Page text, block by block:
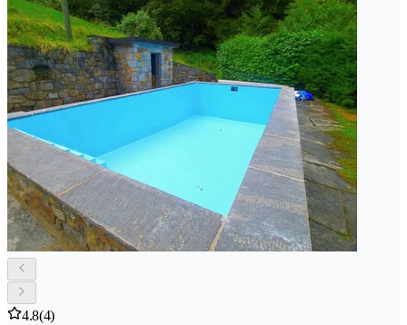
4.8(4)